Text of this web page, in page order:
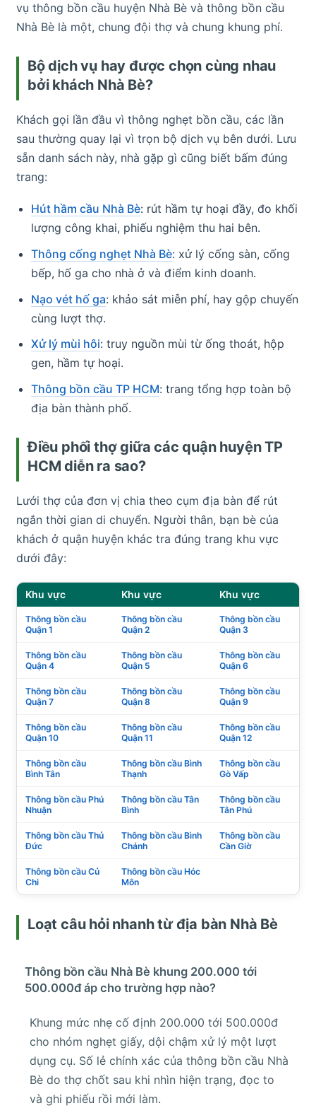
vụ thông bồn cầu huyện Nhà Bè và thông bồn cầu
Nhà Bè là một, chung đội thợ và chung khung phí.
Bộ dịch vụ hay được chọn cùng nhau
bởi khách Nhà Bè?
Khách gọi lần đầu vì thông nghẹt bồn cầu, các lần
sau thường quay lại vì trọn bộ dịch vụ bên dưới. Lưu
sẵn danh sách này, nhà gặp gì cũng biết bấm đúng
trang:
Hút hầm cầu Nhà Bè: rút hầm tự hoại đầy, đo khối
lượng công khai, phiếu nghiệm thu hai bên.
Thông cống nghẹt Nhà Bè: xử lý cống sàn, cống
bếp, hố ga cho nhà ở và điểm kinh doanh.
Nạo vét hố ga: khảo sát miễn phí, hay gộp chuyến
cùng lượt thợ.
Xử lý mùi hôi: truy nguồn mùi từ ống thoát, hộp
gen, hầm tự hoại.
Thông bồn cầu TP HCM: trang tổng hợp toàn bộ
địa bàn thành phố.
Điều phối thợ giữa các quận huyện TP
HCM diễn ra sao?
Lưới thợ của đơn vị chia theo cụm địa bàn để rút
ngắn thời gian di chuyển. Người thân, bạn bè của
khách ở quận huyện khác tra đúng trang khu vực
dưới đây:
Khu vực Khu vực Khu vực
Thông bồn cầu
Quận 1
Thông bồn cầu
Quận 2
Thông bồn cầu
Quận 3
Thông bồn cầu
Quận 4
Thông bồn cầu
Quận 5
Thông bồn cầu
Quận 6
Thông bồn cầu
Quận 7
Thông bồn cầu
Quận 8
Thông bồn cầu
Quận 9
Thông bồn cầu
Quận 10
Thông bồn cầu
Quận 11
Thông bồn cầu
Quận 12
Thông bồn cầu
Bình Tân
Thông bồn cầu Bình
Thạnh
Thông bồn cầu
Gò Vấp
Thông bồn cầu Phú
Nhuận
Thông bồn cầu Tân
Bình
Thông bồn cầu
Tân Phú
Thông bồn cầu Thủ
Đức
Thông bồn cầu Bình
Chánh
Thông bồn cầu
Cần Giờ
Thông bồn cầu Củ
Chi
Thông bồn cầu Hóc
Môn
Loạt câu hỏi nhanh từ địa bàn Nhà Bè
Thông bồn cầu Nhà Bè khung 200.000 tới
500.000đ áp cho trường hợp nào?
Khung mức nhẹ cố định 200.000 tới 500.000đ
cho nhóm nghẹt giấy, dội chậm xử lý một lượt
dụng cụ. Số lẻ chính xác của thông bồn cầu Nhà
Bè do thợ chốt sau khi nhìn hiện trạng, đọc to
và ghi phiếu rồi mới làm.